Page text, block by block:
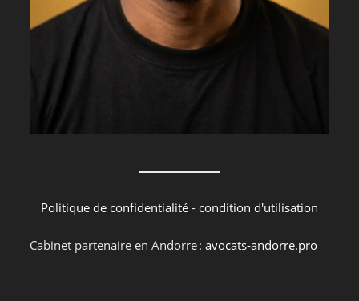
Politique de confidentialité - condition d'utilisation
Cabinet partenaire en Andorre :avocats-andorre.pro